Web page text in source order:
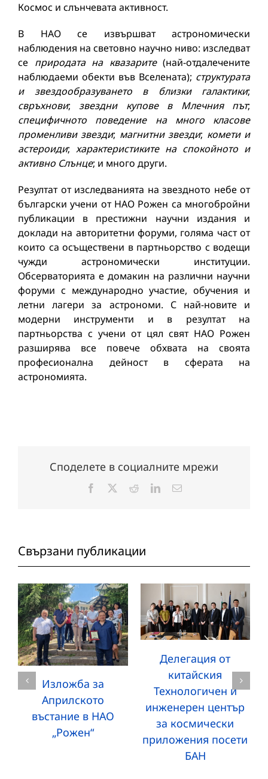
Космос и слънчевата активност.
В НАО се извършват астрономически
наблюдения на световно научно ниво: изследват
се природата на квазарите(най-отдалечените
наблюдаеми обекти във Вселената); структурата
и звездообразуването в близки галактики;
свръхнови;звездни купове в Млечния път;
специфичното поведение на много класове
променливи звезди; магнитни звезди; комети и
астероиди; характеристиките на спокойното и
активно Слънце; и много други.
Резултат от изследванията на звездното небе от
български учени от НАО Рожен са многобройни
публикации в престижни научни издания и
доклади на авторитетни форуми, голяма част от
които са осъществени в партньорство с водещи
чужди астрономически институции.
Обсерваторията е домакин на различни научни
форуми с международно участие, обучения и
летни лагери за астрономи. С най-новите и
модерни инструменти и в резултат на
партньорства с учени от цял свят НАО Рожен
разширява все повече обхвата на своята
професионална дейност в сферата на
астрономията.
Споделете в социалните мрежи
Facebook RedditLinkedInЕлектронна
Свързани публикации
Изложба за
Априлското
въстание в НАО
„Рожен“
Делегация от
китайския
Технологичен и
инженерен център
за космически
приложения посети
БАН